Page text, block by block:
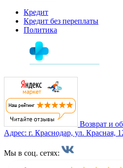
Кредит
Кредит без переплаты
Политика
Возврат и
Адрес: г. Краснодар, ул. Красная,
Мы в соц. сетях: